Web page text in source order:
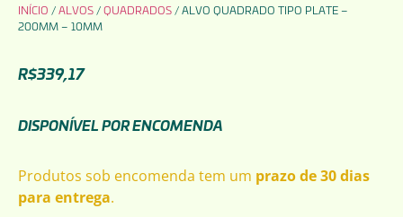
INÍCIO /ALVOS /QUADRADOS / ALVO QUADRADO TIPO PLATE –
200MM – 10MM
R$339,17
DISPONÍVEL POR ENCOMENDA
Produtos sob encomenda tem um prazo de 30 dias
para entrega.